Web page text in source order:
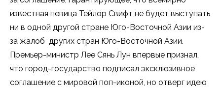
известная певица Тейлор Свифт не будет выступать
ни в одной другой стране Юго-Восточной Азии из-
за жалоб других стран Юго-Восточной Азии.
Премьер-министр Лee Сянь Лун впервые признал,
что город-государство подписал эксклюзивное
соглашение с мировой поп-иконой, но отверг идею